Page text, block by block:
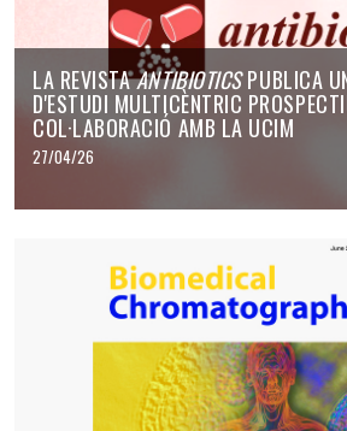
LA REVISTAANTIBIOTICSPUBLICA
D'ESTUDI MULTICÈNTRIC
COL·LABORACIÓ AMB LA UCIM
27/04/26